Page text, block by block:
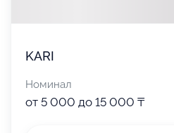
KARI
Номинал
от 5 000 до 15 000 ₸